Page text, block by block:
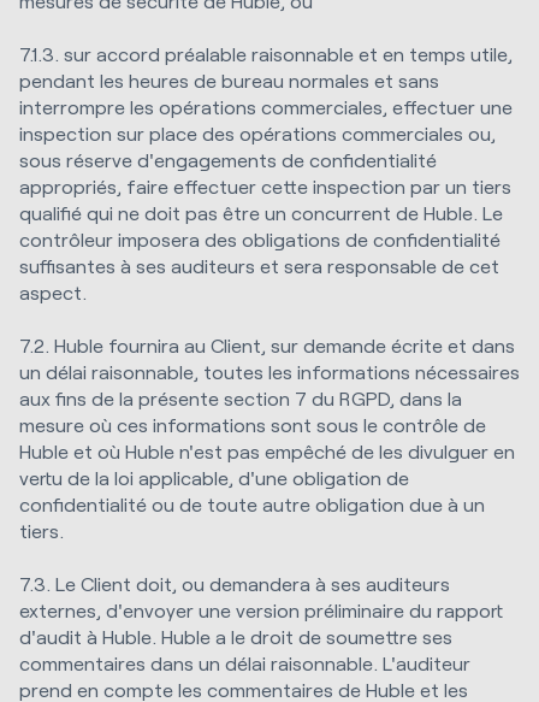
7.1.3. sur accord préalable raisonnable et en temps utile,
pendant les heures de bureau normales et sans
interrompre les opérations commerciales, effectuer une
inspection sur place des opérations commerciales ou,
sous réserve d'engagements de confidentialité
appropriés, faire effectuer cette inspection par un tiers
qualifié qui ne doit pas être un concurrent de Huble. Le
contrôleur imposera des obligations de confidentialité
suffisantes à ses auditeurs et sera responsable de cet
aspect.
7.2. Huble fournira au Client, sur demande écrite et dans
un délai raisonnable, toutes les informations nécessaires
aux fins de la présente section 7 du RGPD, dans la
mesure où ces informations sont sous le contrôle de
Huble et où Huble n'est pas empêché de les divulguer en
vertu de la loi applicable, d'une obligation de
confidentialité ou de toute autre obligation due à un
tiers.
7.3. Le Client doit, ou demandera à ses auditeurs
externes, d'envoyer une version préliminaire du rapport
d'audit à Huble. Huble a le droit de soumettre ses
commentaires dans un délai raisonnable. L'auditeur
prend en compte les commentaires de Huble et les